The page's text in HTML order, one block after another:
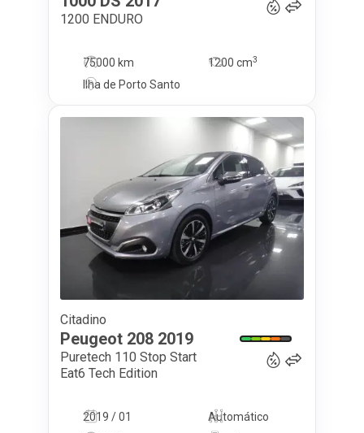
1200 ENDURO
75000 km 1200 cm3
Ilha de Porto Santo
Citadino
Peugeot 208 2019
Puretech 110 Stop Start
Eat6 Tech Edition
2019 / 01
Automático